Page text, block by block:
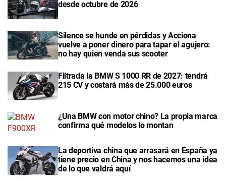
desde octubre de 2026
Silence se hunde en pérdidas y Acciona
vuelve a poner dinero para tapar el agujero:
no hay quien venda sus scooter
Filtrada la BMW S 1000 RR de 2027: tendrá
215 CV y costará más de 25.000 euros
¿Una BMW con motor chino? La propia marca
confirma qué modelos lo montan
La deportiva china que arrasará en España ya
tiene precio en China y nos hacemos una idea
de lo que valdrá aquí